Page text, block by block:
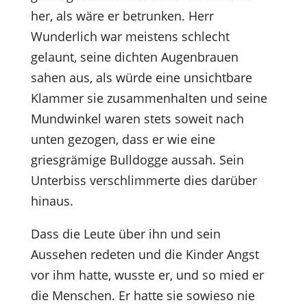
her, als wäre er betrunken. Herr
Wunderlich war meistens schlecht
gelaunt, seine dichten Augenbrauen
sahen aus, als würde eine unsichtbare
Klammer sie zusammenhalten und seine
Mundwinkel waren stets soweit nach
unten gezogen, dass er wie eine
griesgrämige Bulldogge aussah. Sein
Unterbiss verschlimmerte dies darüber
hinaus.
Dass die Leute über ihn und sein
Aussehen redeten und die Kinder Angst
vor ihm hatte, wusste er, und so mied er
die Menschen. Er hatte sie sowieso nie